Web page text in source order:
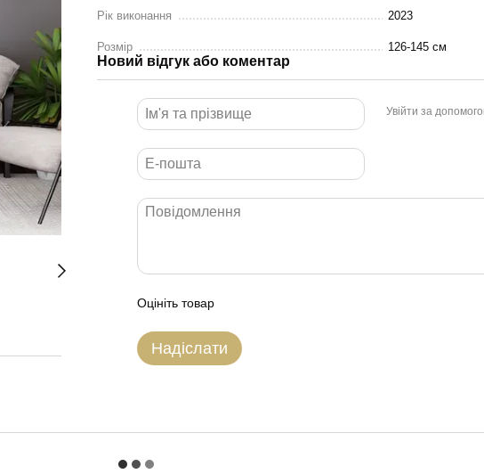
Рік виконання 2023
Розмір 126-145 см
Новий відгук або коментар
Увійти за
Оцініть товар
Надіслати